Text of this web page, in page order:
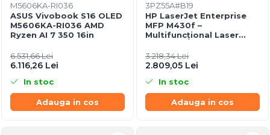
M5606KA-RI036
ASUS Vivobook S16 OLED
M5606KA-RI036 AMD
Ryzen AI 7 350 16in
6.531,66 Lei
6.116,26 Lei
In stoc
Adauga in cos
3PZ55A#B19
HP LaserJet Enterprise
MFP M430f –
Multifuncțional Laser
Duplex, LAN, USB
3.218,34 Lei
2.809,05 Lei
In stoc
Adauga in cos